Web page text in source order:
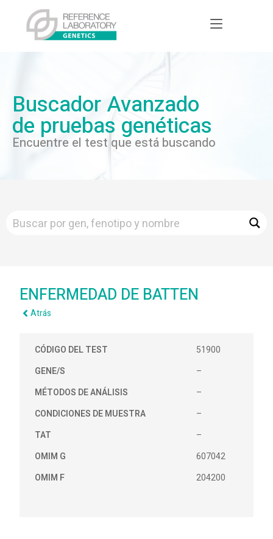
Buscador Avanzado
de pruebas genéticas
Encuentre el test que está buscando
ENFERMEDAD DE BATTEN
Atrás
CÓDIGO DEL TEST
51900
GENE/S
–
MÉTODOS DE ANÁLISIS
–
CONDICIONES DE MUESTRA
–
TAT
–
OMIM G
607042
OMIM F
204200